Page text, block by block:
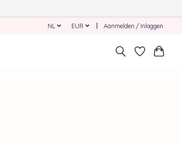
NL EUR Aanmelden / Inloggen